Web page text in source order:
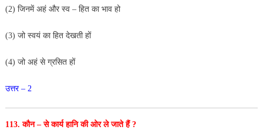
(2) जिनमें अहं और स्व – हित का भाव हो
(3) जो स्वयं का हित देखती हों
(4) जो अहं से ग्रसित हों
उत्तर – 2
113. कौन – से कार्य हानि की ओर ले जाते हैं ?